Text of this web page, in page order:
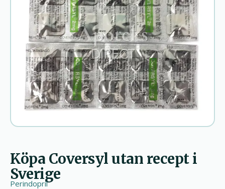
Köpa Coversyl utan recept i
Sverige
Perindopril